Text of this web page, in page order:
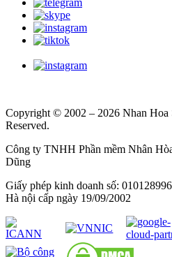
Copyright © 2002 – 2026 Nhan
Reserved.
Công ty TNHH Phần mềm Nhân
Dũng
Giấy phép kinh doanh số:
Hà nội cấp ngày 19/09/2002